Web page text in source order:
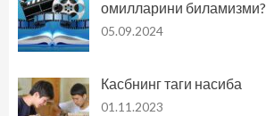
омилларини биламизми?
05.09.2024
Касбнинг таги насиба
01.11.2023